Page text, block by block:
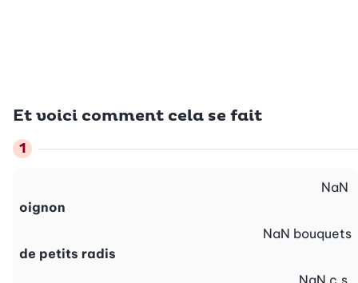
Et voici comment cela se fait
oignon
NaN
de petits radis
NaN bouquets